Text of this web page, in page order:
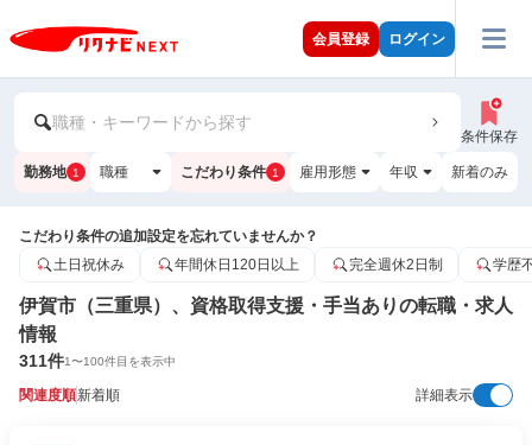
会員登録 ログイン
職種・キーワードから探す
条件保存
勤務地 1 職種 こだわり条件 1 雇用形態 年収 新着のみ
こだわり条件の追加設定を忘れていませんか？
土日祝休み
年間休日120日以上 完全週休2日制 学歴
伊賀市（三重県）、資格取得支援・手当ありの転職・求人
情報
311件1〜100件目を表示中
関連度順新着順 詳細表示